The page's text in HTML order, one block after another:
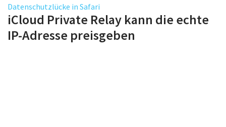
Datenschutzlücke in Safari
iCloud Private Relay kann die echte
IP-Adresse preisgeben